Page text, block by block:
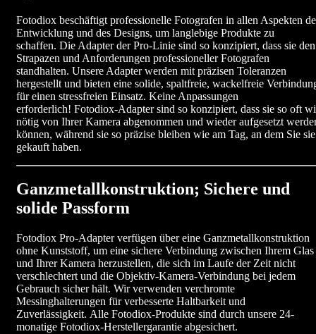
Fotodiox beschäftigt professionelle Fotografen in allen Aspekten
Entwicklung und des Designs, um langlebige Produkte zu
schaffen. Die Adapter der Pro-Linie sind so konzipiert, dass sie den
Strapazen und Anforderungen professioneller Fotografen
standhalten. Unsere Adapter werden mit präzisen Toleranzen
hergestellt und bieten eine solide, spaltfreie, wackelfreie
für einen stressfreien Einsatz. Keine Anpassungen
erforderlich! Fotodiox-Adapter sind so konzipiert, dass sie so oft
nötig von Ihrer Kamera abgenommen und wieder aufgesetzt
können, während sie so präzise bleiben wie am Tag, an dem Sie sie
gekauft haben.
Ganzmetallkonstruktion; Sichere und
solide Passform
Fotodiox Pro-Adapter verfügen über eine Ganzmetallkonstruktion
ohne Kunststoff, um eine sichere Verbindung zwischen Ihrem Glas
und Ihrer Kamera herzustellen, die sich im Laufe der Zeit nicht
verschlechtert und die Objektiv-Kamera-Verbindung bei jedem
Gebrauch sicher hält. Wir verwenden verchromte
Messinghalterungen für verbesserte Haltbarkeit und
Zuverlässigkeit. Alle Fotodiox-Produkte sind durch unsere 24-
monatige Fotodiox-Herstellergarantie abgesichert.